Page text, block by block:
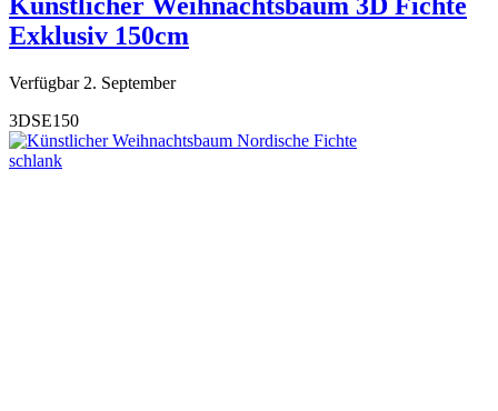
Exklusiv 150cm
Verfügbar 2. September
3DSE150